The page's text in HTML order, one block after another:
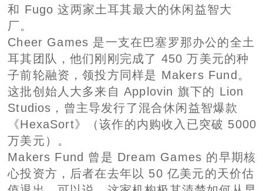
和 Fugo 这两家土耳其最大的休闲益智大
厂。
Cheer Games 是一支在巴塞罗那办公的全土
耳其团队，他们刚刚完成了 450 万美元的种
子前轮融资，领投方同样是 Makers Fund。
这批创始人大多来自 Applovin 旗下的 Lion
Studios，曾主导发行了混合休闲益智爆款
《HexaSort》（该作的内购收入已突破 5000
万美元）。
Makers Fund 曾是 Dream Games 的早期核
心投资方，后者在去年以 50 亿美元的天价估